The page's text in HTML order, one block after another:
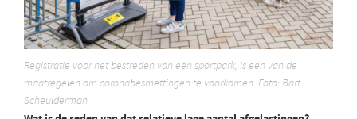
Registratie voor het bestreden van een sportpark, is een van de
maatregelen om coronabesmettingen te voorkomen. Foto: Bart
Scheulderman